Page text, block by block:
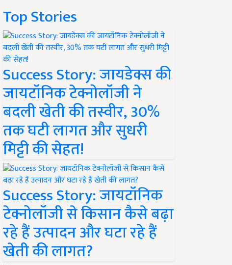
Top Stories
Success Story: जायडेक्स की
जायटॉनिक टेक्नोलॉजी ने
बदली खेती की तस्वीर, 30%
तक घटी लागत और सुधरी
मिट्टी की सेहत!
Success Story: जायटॉनिक
टेक्नोलॉजी से किसान कैसे बढ़ा
रहे हैं उत्पादन और घटा रहे हैं
खेती की लागत?